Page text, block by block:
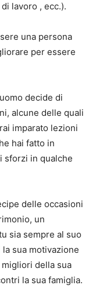
lavoro , ecc.).
una persona
per essere
decide di
alcune delle quali
imparato lezioni
hai fatto in
sforzi in qualche
delle occasioni
un
sia sempre al suo
sua motivazione
della sua
la sua famiglia.